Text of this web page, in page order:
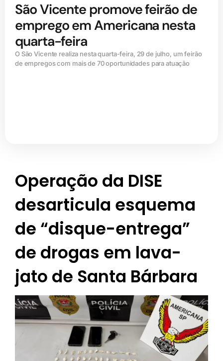
São Vicente promove feirão de
emprego em Americana nesta
quarta-feira
O São Vicente realiza nesta quarta-feira, 29 de julho, um feirão
de empregos com mais de 70 oportunidades para atuação
Operação da DISE
desarticula esquema
de “disque-entrega”
de drogas em lava-
jato de Santa Bárbara